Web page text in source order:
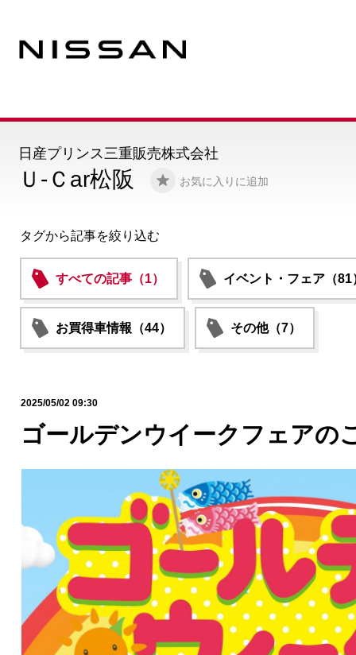
Ｕ-Ｃar松阪 お気に入りに追加
日産プリンス三重販売株式会社
タグから記事を絞り込む
すべての記事（1） イベント・フェア（81
お買得車情報（44） その他（7）
2025/05/02 09:30
ゴールデンウイークフェアの